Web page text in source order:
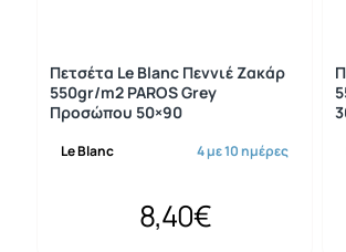
Le Blanc 4 με 10 ημέρες
Πετσέτα Le Blanc Πεννιέ Ζακάρ
550gr/m2 PAROS Grey
Προσώπου 50×90
8,40€